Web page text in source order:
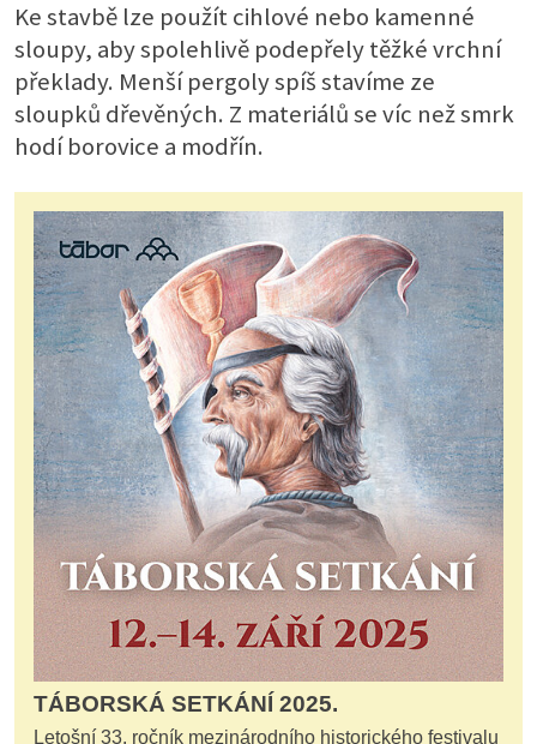
Ke stavbě lze použít cihlové nebo kamenné
sloupy, aby spolehlivě podepřely těžké vrchní
překlady. Menší pergoly spíš stavíme ze
sloupků dřevěných. Z materiálů se víc než smrk
hodí borovice a modřín.
TÁBORSKÁ SETKÁNÍ 2025.
Letošní 33. ročník mezinárodního historického festivalu